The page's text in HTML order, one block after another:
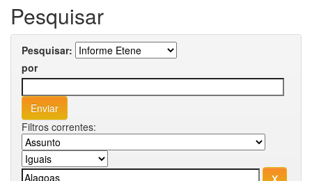
Pesquisar
Pesquisar:
por
Filtros correntes: